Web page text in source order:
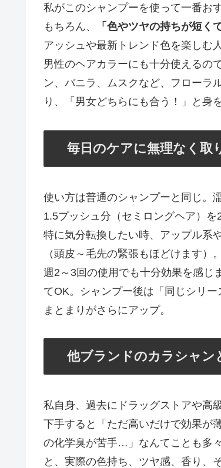
私がこのシャンプーを使って一番お
もちろん、
「色やツヤの持ちが短く
アッシュや最新トレンド色を楽しむ
男性のヘアカラーにも十分使えるの
ン、バニラ、ムスクなど、フローラ
り、「男女どちらにも合う！」と身
毎日のケアに無理なく取
使い方は普通のシャンプーと同じ。
1.5プッシュ分（セミロングヘア）を
特に気分転換したい時、アップル系
（頭皮～毛先の緊張もほどけます）。
週2～3回の使用でも十分効果を感じ
てOK。シャンプー後は「同じシリ
まとまりがさらにアップ。
他ブランドのカラシャン
私自身、過去にドラッグストアや高
下手すると「ただ高いだけで効果が
の化学臭が苦手…」なんてことも多
と、実際の色持ち、ツヤ感、香り、